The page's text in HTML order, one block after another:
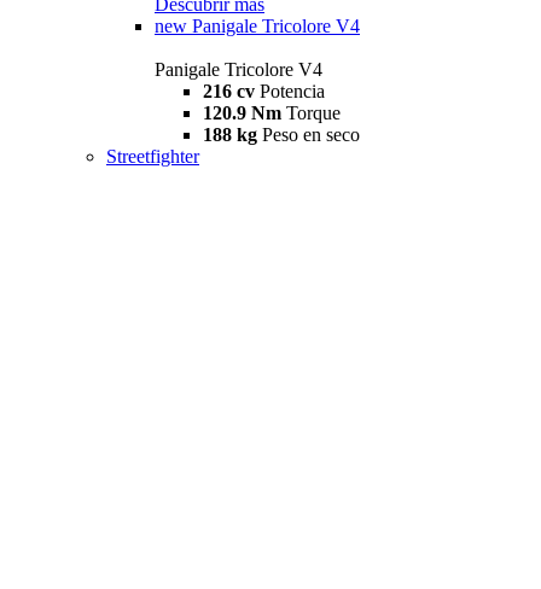
new Panigale Tricolore V4
Panigale Tricolore V4
216 cv Potencia
120.9 Nm Torque
188 kg Peso en seco
Streetfighter